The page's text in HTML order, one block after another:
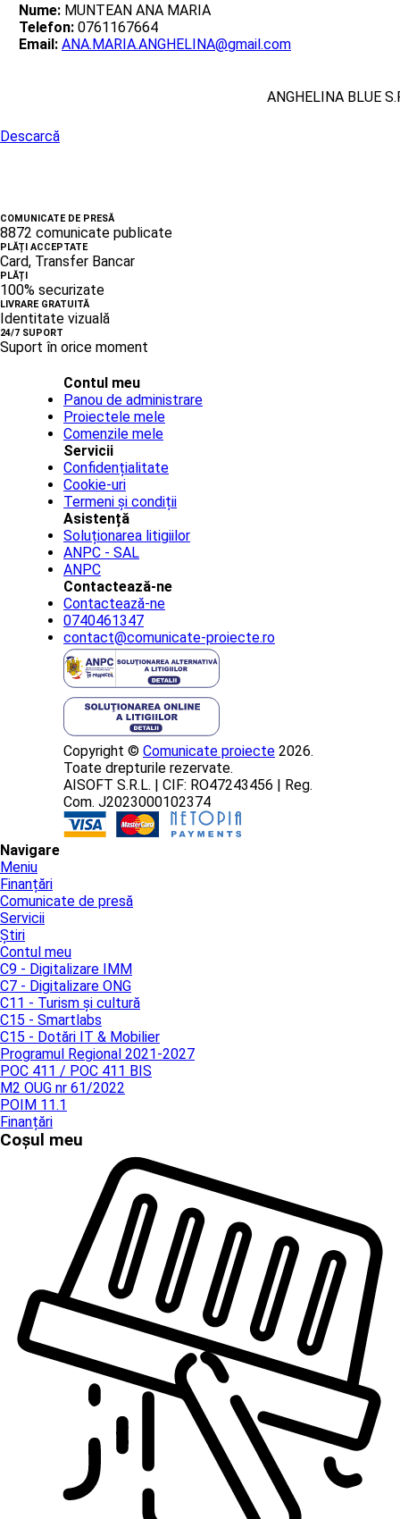
Nume: MUNTEAN ANA MARIA
Telefon: 0761167664
Email: ANA.MARIA.ANGHELINA@gmail.com
ANGHELINA BLUE
Descarcă
COMUNICATE DE PRESĂ
8872 comunicate publicate
PLĂȚI ACCEPTATE
Card, Transfer Bancar
PLĂȚI
100% securizate
LIVRARE GRATUITĂ
Identitate vizuală
24/7 SUPORT
Suport în orice moment
Contul meu
Panou de administrare
Proiectele mele
Comenzile mele
Servicii
Confidențialitate
Cookie-uri
Termeni și condiții
Asistență
Soluționarea litigiilor
ANPC - SAL
ANPC
Contactează-ne
Contactează-ne
0740461347
contact@comunicate-proiecte.ro
Copyright © Comunicate proiecte 2026.
Toate drepturile rezervate.
AISOFT S.R.L. | CIF: RO47243456 | Reg.
Com. J2023000102374
Navigare
Meniu
Finanțări
Comunicate de presă
Servicii
Știri
Contul meu
C9 - Digitalizare IMM
C7 - Digitalizare ONG
C11 - Turism și cultură
C15 - Smartlabs
C15 - Dotări IT & Mobilier
Programul Regional 2021-2027
POC 411 / POC 411 BIS
M2 OUG nr 61/2022
POIM 11.1
Finanțări
Coșul meu